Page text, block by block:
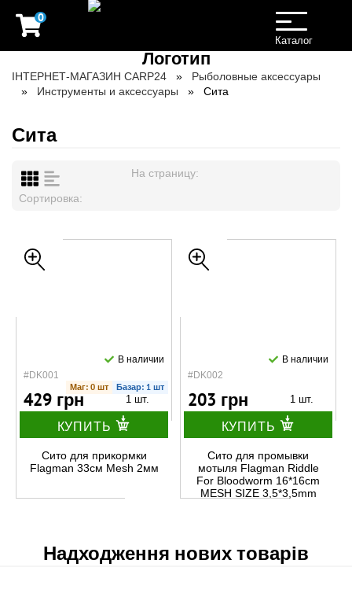
0
Toggle
navigation
Каталог
ІНТЕРНЕТ-МАГАЗИН CARP24
Рыболовные аксессуары
Инструменты и аксессуары
Сита
Сита
На страницу:
Сортировка:
#DK001
В наличии
Маг: 0 шт Базар: 1 шт
429 грн 1 шт.
КУПИТЬ
Сито для прикормки
Flagman 33см Mesh 2мм
#DK002
В наличии
203 грн 1 шт.
КУПИТЬ
Сито для промывки
мотыля Flagman Riddle
For Bloodworm 16*16cm
MESH SIZE 3,5*3,5mm
Надходження нових товарів